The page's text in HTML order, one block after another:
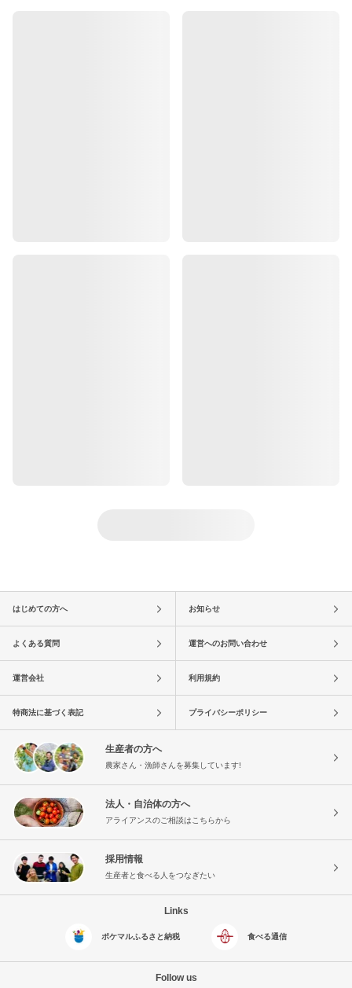
はじめての方へ お知らせ
よくある質問 運営へのお問い合わせ
運営会社 利用規約
特商法に基づく表記 プライバシーポリシー
生産者の方へ
農家さん・漁師さんを募集しています!
法人・自治体の方へ
アライアンスのご相談はこちらから
採用情報
生産者と食べる人をつなぎたい
Links
ポケマルふるさと納税 食べる通信
Follow us